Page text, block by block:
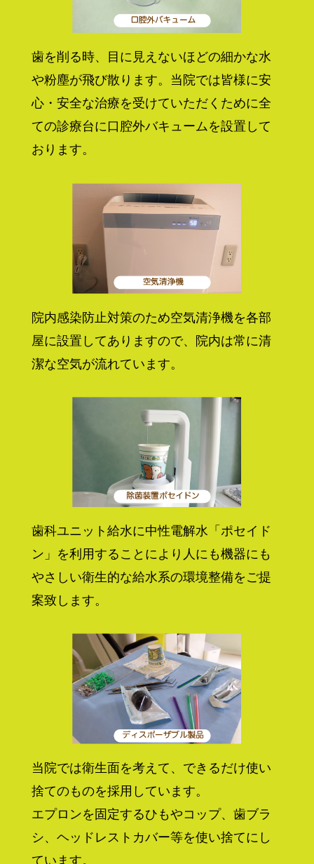
歯を削る時、目に見えないほどの細かな水
や粉塵が飛び散ります。当院では皆様に安
心・安全な治療を受けていただくために全
ての診療台に口腔外バキュームを設置して
おります。
院内感染防止対策のため空気清浄機を各部
屋に設置してありますので、院内は常に清
潔な空気が流れています。
歯科ユニット給水に中性電解水「ポセイド
ン」を利用することにより人にも機器にも
やさしい衛生的な給水系の環境整備をご提
案致します。
当院では衛生面を考えて、できるだけ使い
捨てのものを採用しています。
エプロンを固定するひもやコップ、歯ブラ
シ、ヘッドレストカバー等を使い捨てにし
ています。